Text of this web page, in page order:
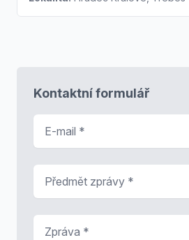
Kontaktní formulář